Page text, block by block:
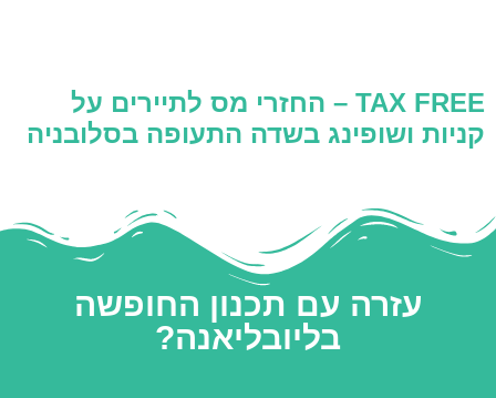
TAX FREE – החזרי מס לתיירים על
קניות ושופינג בשדה התעופה בסלובניה
עזרה עם תכנון החופשה
בליובליאנה?